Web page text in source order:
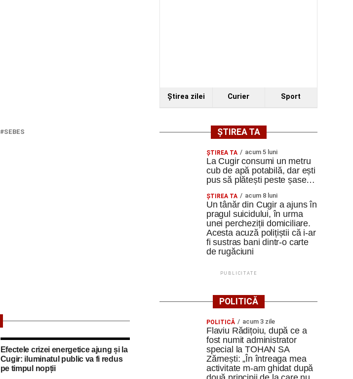
SEBES
Efectele crizei energetice ajung și la
Cugir: iluminatul public va fi redus
pe timpul nopții
Ştirea zilei Curier Sport
ȘTIREA TA
ȘTIREA TA acum 5 luni
La Cugir consumi un metru
cub de apă potabilă, dar ești
pus să plătești peste șase…
ȘTIREA TA acum 8 luni
Un tânăr din Cugir a ajuns în
pragul suicidului, în urma
unei percheziții domiciliare.
Acesta acuză polițiștii că i-ar
fi sustras bani dintr-o carte
de rugăciuni
PUBLICITATE
POLITICĂ
POLITICĂ acum 3 zile
Flaviu Rădițoiu, după ce a
fost numit administrator
special la TOHAN SA
Zărnești: „În întreaga mea
activitate m-am ghidat după